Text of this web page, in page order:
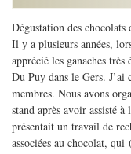
Dégustation des chocolats
Il y a plusieurs années,
apprécié les ganaches
Du Puy dans le Gers. J’ai
membres. Nous avons
stand après avoir assisté
présentait un travail de
associées au chocolat,